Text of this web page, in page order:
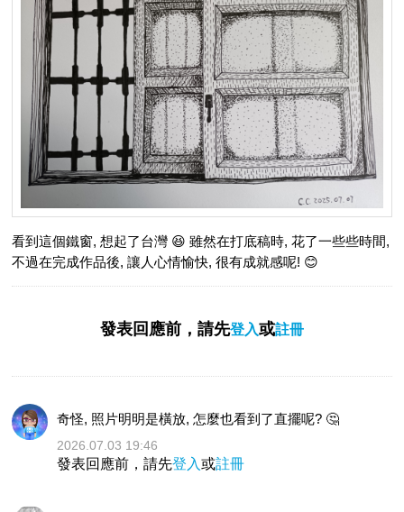
看到這個鐵窗, 想起了台灣 😆 雖然在打底稿時, 花了一些些時間,
不過在完成作品後, 讓人心情愉快, 很有成就感呢! 😊
發表回應前，請先登入或註冊
奇怪, 照片明明是橫放, 怎麼也看到了直擺呢? 🤔
2026.07.03 19:46
發表回應前，請先登入或註冊